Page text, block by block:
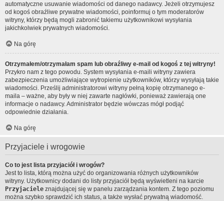
automatyczne usuwanie wiadomości od danego nadawcy. Jeżeli otrzymujesz
od kogoś obraźliwe prywatne wiadomości, poinformuj o tym moderatorów
witryny, którzy będą mogli zabronić takiemu użytkownikowi wysyłania
jakichkolwiek prywatnych wiadomości.
Na górę
Otrzymałem/otrzymałam spam lub obraźliwy e-mail od kogoś z tej witryny!
Przykro nam z tego powodu. System wysyłania e-maili witryny zawiera
zabezpieczenia umożliwiające wytropienie użytkowników, którzy wysyłają takie
wiadomości. Prześlij administratorowi witryny pełną kopię otrzymanego e-
maila – ważne, aby były w niej zawarte nagłówki, ponieważ zawierają one
informacje o nadawcy. Administrator będzie wówczas mógł podjąć
odpowiednie działania.
Na górę
Przyjaciele i wrogowie
Co to jest lista przyjaciół i wrogów?
Jest to lista, którą można użyć do organizowania różnych użytkowników
witryny. Użytkownicy dodani do listy przyjaciół będą wyświetleni na karcie
Przyjaciele znajdującej się w panelu zarządzania kontem. Z tego poziomu
można szybko sprawdzić ich status, a także wysłać prywatną wiadomość.